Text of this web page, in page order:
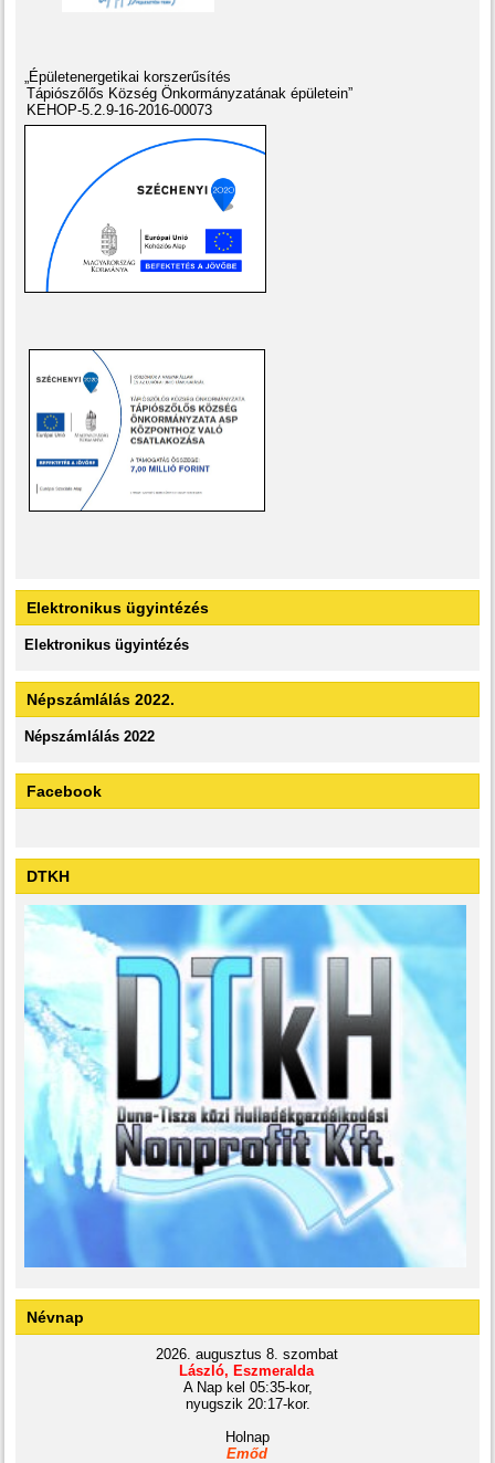
„Épületenergetikai korszerűsítés
Tápiószőlős Község Önkormányzatának épületein”
KEHOP-5.2.9-16-2016-00073
Elektronikus ügyintézés
Elektronikus ügyintézés
Népszámlálás 2022.
Népszámlálás 2022
Facebook
DTKH
Névnap
2026. augusztus 8. szombat
László, Eszmeralda
A Nap kel 05:35-kor,
nyugszik 20:17-kor.
Holnap
Emőd